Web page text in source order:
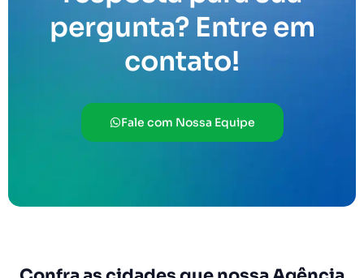
pergunta? Entre em
contato!
Fale com Nossa Equipe